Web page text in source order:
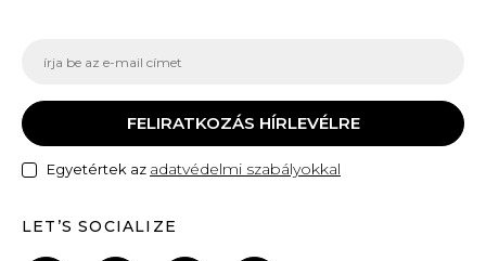
FELIRATKOZÁS HÍRLEVÉLRE
Egyetértek az adatvédelmi szabályokkal
LET’S SOCIALIZE